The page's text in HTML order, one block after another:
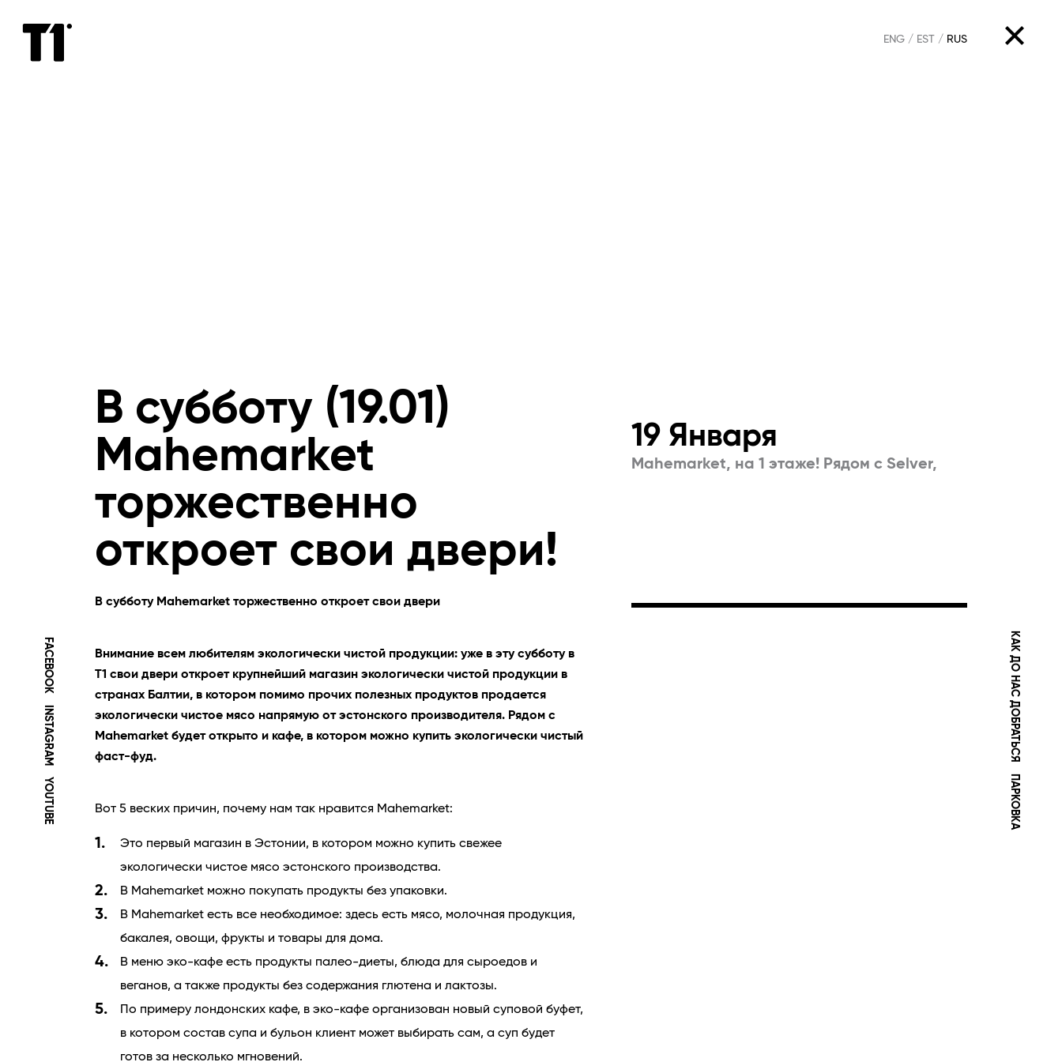
ENG EST RUS
FACEBOOK
INSTAGRAM
YOUTUBE
КАК ДО НАС ДОБРАТЬСЯ
ПАРКОВКА
В субботу (19.01)
Mahemarket
торжественно
откроет свои двери!
19 Января
Mahemarket, на 1 этаже! Рядом с Selver,
В субботу Mahemarket торжественно откроет свои двери
Внимание всем любителям экологически чистой продукции: уже в эту субботу в
T1 свои двери откроет крупнейший магазин экологически чистой продукции в
странах Балтии, в котором помимо прочих полезных продуктов продается
экологически чистое мясо напрямую от эстонского производителя. Рядом с
Mahemarket будет открыто и кафе, в котором можно купить экологически чистый
фаст-фуд.
Вот 5 веских причин, почему нам так нравится Mahemarket:
Это первый магазин в Эстонии, в котором можно купить свежее
экологически чистое мясо эстонского производства.
В Mahemarket можно покупать продукты без упаковки.
В Mahemarket есть все необходимое: здесь есть мясо, молочная продукция,
бакалея, овощи, фрукты и товары для дома.
В меню эко-кафе есть продукты палео-диеты, блюда для сыроедов и
веганов, а также продукты без содержания глютена и лактозы.
По примеру лондонских кафе, в эко-кафе организован новый суповой буфет,
в котором состав супа и бульон клиент может выбирать сам, а суп будет
готов за несколько мгновений.